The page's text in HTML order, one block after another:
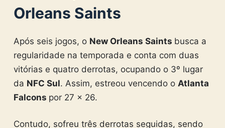
Orleans Saints
Após seis jogos, o New Orleans Saints busca a
regularidade na temporada e conta com duas
vitórias e quatro derrotas, ocupando o 3º lugar
da NFC Sul. Assim, estreou vencendo o Atlanta
Falcons por 27 x 26.
Contudo, sofreu três derrotas seguidas, sendo